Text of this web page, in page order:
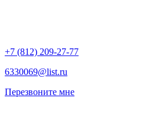
+7 (812) 209-27-77
6330069@list.ru
Перезвоните мне